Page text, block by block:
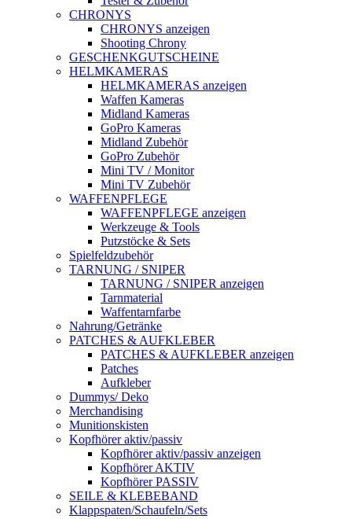
CHRONYS
CHRONYS anzeigen
Shooting Chrony
GESCHENKGUTSCHEINE
HELMKAMERAS
HELMKAMERAS anzeigen
Waffen Kameras
Midland Kameras
GoPro Kameras
Midland Zubehör
GoPro Zubehör
Mini TV / Monitor
Mini TV Zubehör
WAFFENPFLEGE
WAFFENPFLEGE anzeigen
Werkzeuge & Tools
Putzstöcke & Sets
Spielfeldzubehör
TARNUNG / SNIPER
TARNUNG / SNIPER anzeigen
Tarnmaterial
Waffentarnfarbe
Nahrung/Getränke
PATCHES & AUFKLEBER
PATCHES & AUFKLEBER anzeigen
Patches
Aufkleber
Dummys/ Deko
Merchandising
Munitionskisten
Kopfhörer aktiv/passiv
Kopfhörer aktiv/passiv anzeigen
Kopfhörer AKTIV
Kopfhörer PASSIV
SEILE & KLEBEBAND
Klappspaten/Schaufeln/Sets